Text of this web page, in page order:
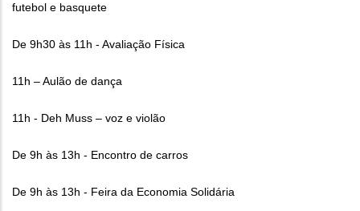
futebol e basquete
De 9h30 às 11h - Avaliação Física
11h – Aulão de dança
11h - Deh Muss – voz e violão
De 9h às 13h - Encontro de carros
De 9h às 13h - Feira da Economia Solidária